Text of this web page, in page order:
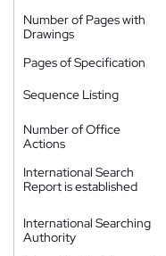
Number of Pages with
Drawings
Pages of Specification
Sequence Listing
Number of Office
Actions
International Search
Report is established
International Searching
Authority